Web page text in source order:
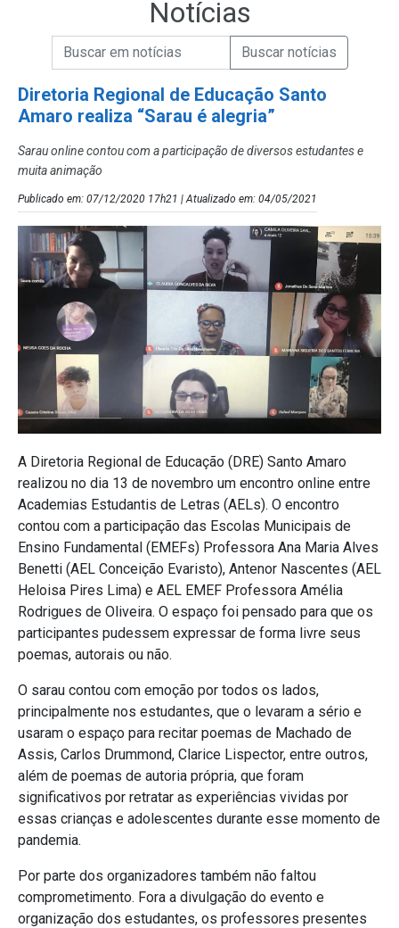
Notícias
Campo de Busca de Notícias
Campo de Busca de informaçõesEnviar a Busca de Notícias
Diretoria Regional de Educação Santo
Amaro realiza “Sarau é alegria”
Sarau online contou com a participação de diversos estudantes e
muita animação
Publicado em: 07/12/2020 17h21 | Atualizado em: 04/05/2021
A Diretoria Regional de Educação (DRE) Santo Amaro
realizou no dia 13 de novembro um encontro online entre
Academias Estudantis de Letras (AELs). O encontro
contou com a participação das Escolas Municipais de
Ensino Fundamental (EMEFs) Professora Ana Maria Alves
Benetti (AEL Conceição Evaristo), Antenor Nascentes (AEL
Heloisa Pires Lima) e AEL EMEF Professora Amélia
Rodrigues de Oliveira. O espaço foi pensado para que os
participantes pudessem expressar de forma livre seus
poemas, autorais ou não.
O sarau contou com emoção por todos os lados,
principalmente nos estudantes, que o levaram a sério e
usaram o espaço para recitar poemas de Machado de
Assis, Carlos Drummond, Clarice Lispector, entre outros,
além de poemas de autoria própria, que foram
significativos por retratar as experiências vividas por
essas crianças e adolescentes durante esse momento de
pandemia.
Por parte dos organizadores também não faltou
comprometimento. Fora a divulgação do evento e
organização dos estudantes, os professores presentes